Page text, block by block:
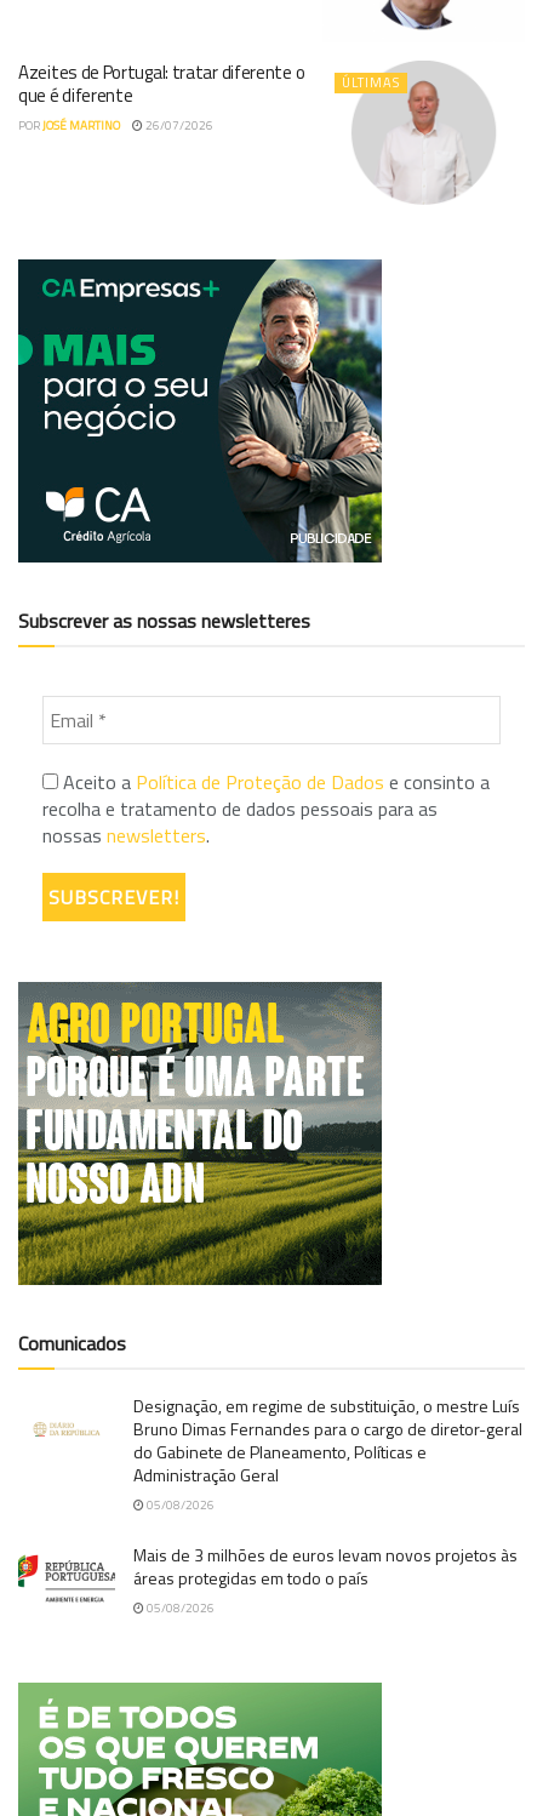
ÚLTIMAS
Azeites de Portugal: tratar diferente o
que é diferente
PORJOSÉ MARTINO 26/07/2026
Subscrever as nossas newsletteres
Aceito a Política de Proteção de Dados e consinto a
recolha e tratamento de dados pessoais para as
nossas newsletters.
Comunicados
Designação, em regime de substituição, o mestre Luís
Bruno Dimas Fernandes para o cargo de diretor-geral
do Gabinete de Planeamento, Políticas e
Administração Geral
05/08/2026
Mais de 3 milhões de euros levam novos projetos às
áreas protegidas em todo o país
05/08/2026